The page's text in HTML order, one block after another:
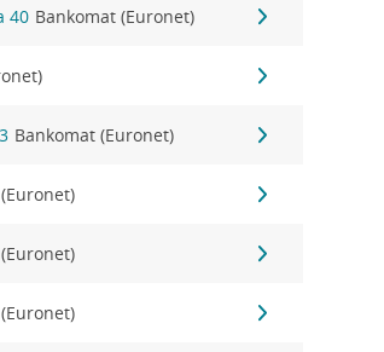
40 Bankomat (Euronet)
Bankomat (Euronet)